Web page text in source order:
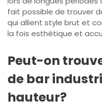
fait possible de trouver
qui allient style brut et
la fois esthétique et
Peut-on
de bar
hauteur?